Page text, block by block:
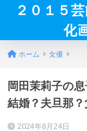
２０１５
化
ホーム 女優
岡田茉莉子の
結婚？夫旦那
2024年8月24日